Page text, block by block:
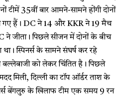
टीमें 35वीं बार आमने-सामने होंगी दोनों
हैं। DC ने 14 और KKR ने 19 मैच
ने जीता। पिछले सीजन में दोनों के बीच
स्पिनर्स के सामने संघर्ष कर रहे
को लेकर चिंतित है। पिछले
मिली, दिल्ली का टॉप ऑर्डर ताश के
बेंगलुरु के खिलाफ टीम एक समय 9 रन